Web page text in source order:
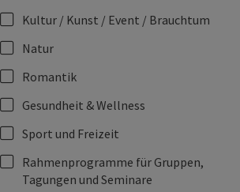
Kultur / Kunst / Event / Brauchtum
Natur
Romantik
Gesundheit & Wellness
Sport und Freizeit
Rahmenprogramme für Gruppen,
Tagungen und Seminare